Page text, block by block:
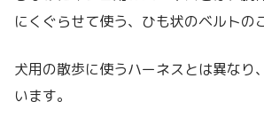
にくぐらせて使う、ひも状のベルトの
犬用の散歩に使うハーネスとは異なり
います。